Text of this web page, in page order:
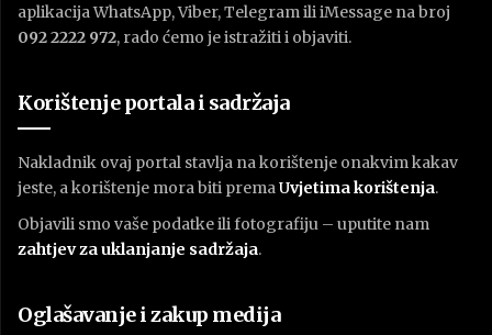
aplikacija WhatsApp, Viber, Telegram ili iMessage na broj
092 2222 972, rado ćemo je istražiti i objaviti.
Korištenje portala i sadržaja
Nakladnik ovaj portal stavlja na korištenje onakvim kakav
jeste, a korištenje mora biti premaUvjetima korištenja.
Objavili smo vaše podatke ili fotografiju – uputite nam
zahtjev za uklanjanje sadržaja.
Oglašavanje i zakup medija